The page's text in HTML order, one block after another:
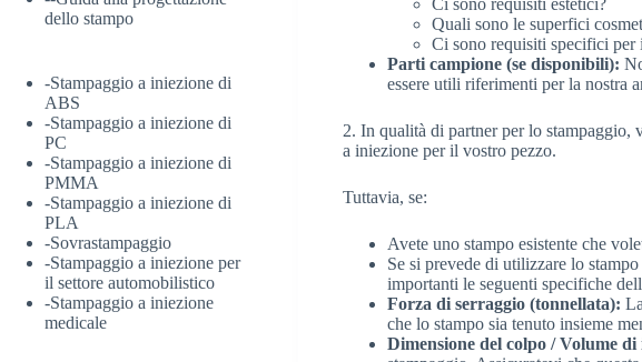
Quali sono le superfici
Ci sono requisiti specifici per
Parti campione (se disponibili):
essere utili riferimenti per la nostra
2. In qualità di partner per lo stampaggio,
a iniezione per il vostro pezzo.
Tuttavia, se:
Avete uno stampo esistente che
Se si prevede di utilizzare lo
importanti le seguenti specifiche
Forza di serraggio (tonnellata):
che lo stampo sia tenuto insieme
Dimensione del colpo / Volume di
dello stampo
-Stampaggio a iniezione di
ABS
-Stampaggio a iniezione di
PC
-Stampaggio a iniezione di
PMMA
-Stampaggio a iniezione di
PLA
-Sovrastampaggio
-Stampaggio a iniezione per
il settore automobilistico
-Stampaggio a iniezione
medicale